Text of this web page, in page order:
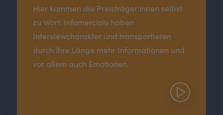
Hier kommen die Preisträger:innen selbst
zu Wort! Infomercials haben
Interviewcharakter und transportieren
durch ihre Länge mehr Informationen und
vor allem auch Emotionen.